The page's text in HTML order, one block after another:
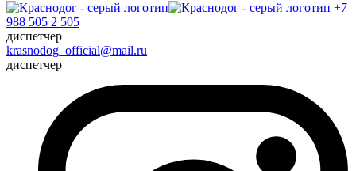
+7
988 505 2 505
диспетчер
krasnodog_official@mail.ru
диспетчер